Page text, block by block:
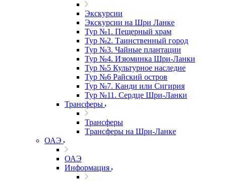
Экскурсии
Экскурсии на Шри Ланке
Тур №1. Пещерный храм
Тур №2. Таинственный город
Тур №3. Чайные плантации
Тур №4. Изюминка Шри-Ланки
Тур №5 Культурное наследие
Тур №6 Райский остров
Тур №7. Канди или Сигирия
Тур №11. Сердце Шри-Ланки
Трансферы
Трансферы
Tрансферы на Шри-Ланке
ОАЭ
ОАЭ
Информация